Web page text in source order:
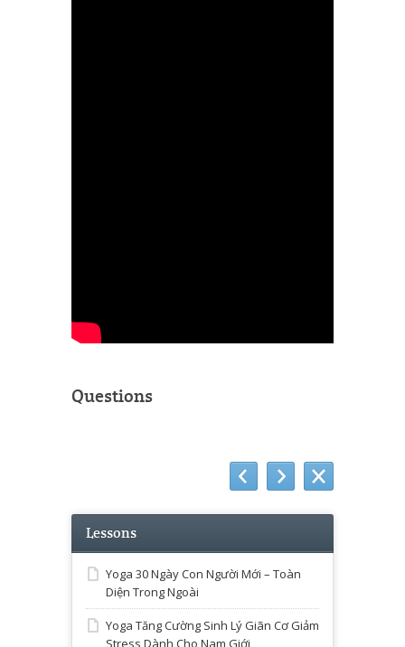
Questions
Lessons
Yoga 30 Ngày Con Người Mới – Toàn
Diện Trong Ngoài
Yoga Tăng Cường Sinh Lý Giãn Cơ Giảm
Stress Dành Cho Nam Giới